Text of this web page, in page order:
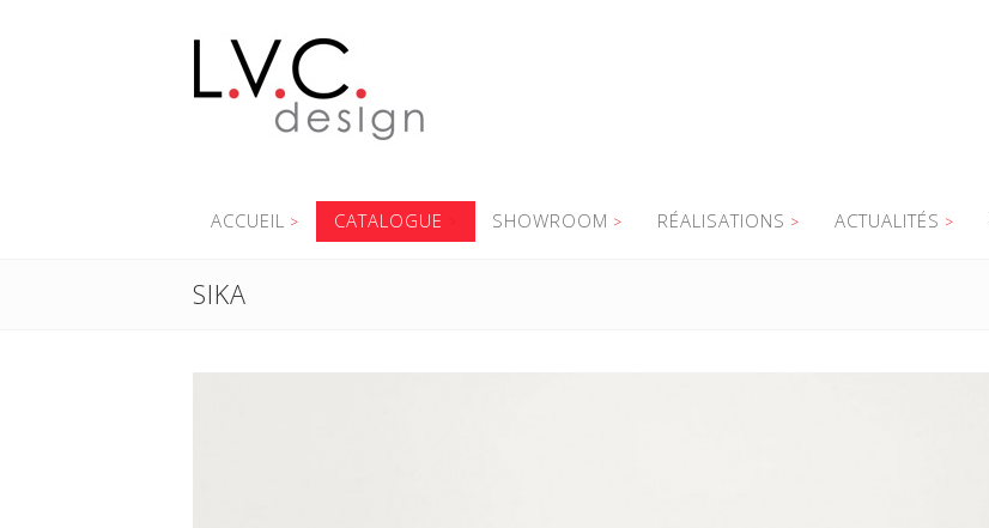
ACCUEIL CATALOGUE SHOWROOM RÉALISATIONS ACTUALITÉS
SIKA